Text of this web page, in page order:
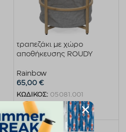
τραπεζάκι με χώρο
αποθήκευσης ROUDY
Rainbow
65,00€
ΚΩΔΙΚΟΣ: 05081.001
Προσθήκη στο καλάθι